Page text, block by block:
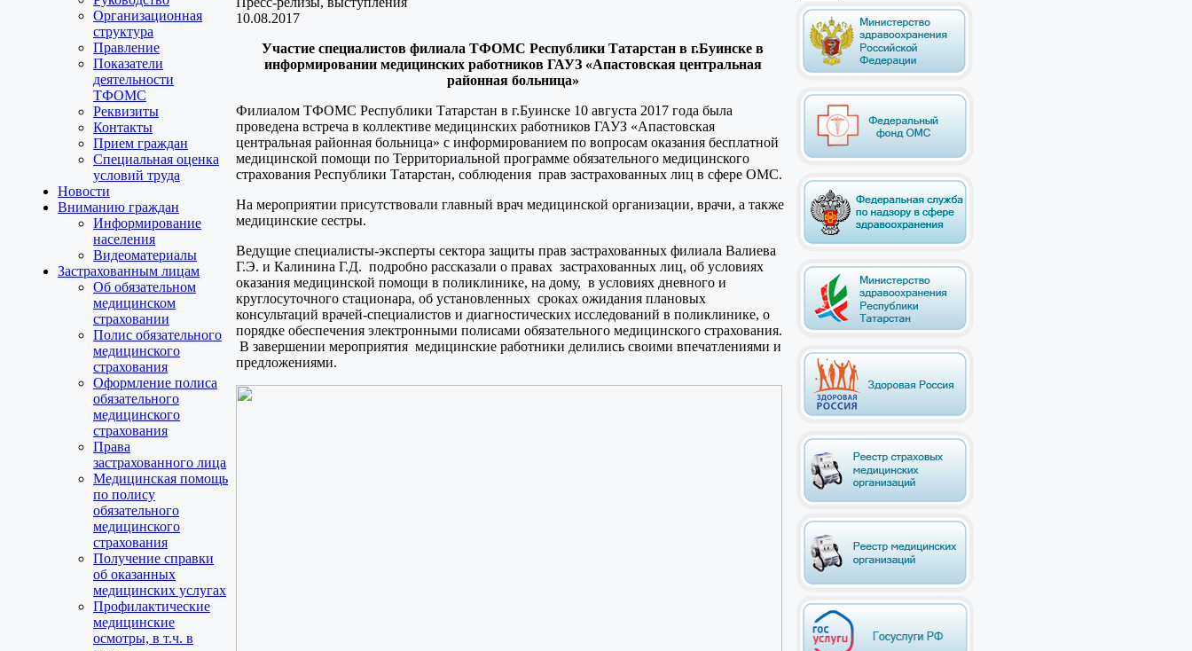
Организационная
структура
Правление
Показатели
деятельности
ТФОМС
Реквизиты
Контакты
Прием граждан
Специальная оценка
условий труда
Новости
Вниманию граждан
Информирование
населения
Видеоматериалы
Застрахованным лицам
Об обязательном
медицинском
страховании
Полис обязательного
медицинского
страхования
Оформление полиса
обязательного
медицинского
страхования
Права
застрахованного лица
Медицинская помощь
по полису
обязательного
медицинского
страхования
Получение справки
об оказанных
медицинских услугах
Профилактические
медицинские
осмотры, в т.ч. в
10.08.2017
Участие специалистов филиала ТФОМС Республики Татарстан в г.Буинске в
информировании медицинских работников ГАУЗ «Апастовская центральная
районная больница»
Филиалом ТФОМС Республики Татарстан в г.Буинске 10 августа 2017 года была
проведена встреча в коллективе медицинских работников ГАУЗ «Апастовская
центральная районная больница» с информированием по вопросам оказания бесплатной
медицинской помощи по Территориальной программе обязательного медицинского
страхования Республики Татарстан, соблюдения прав застрахованных лиц в сфере ОМС.
На мероприятии присутствовали главный врач медицинской организации, врачи, а также
медицинские сестры.
Ведущие специалисты-эксперты сектора защиты прав застрахованных филиала Валиева
Г.Э. и Калинина Г.Д. подробно рассказали о правах застрахованных лиц, об условиях
оказания медицинской помощи в поликлинике, на дому, в условиях дневного и
круглосуточного стационара, об установленных сроках ожидания плановых
консультаций врачей-специалистов и диагностических исследований в поликлинике, о
порядке обеспечения электронными полисами обязательного медицинского страхования.
В завершении мероприятия медицинские работники делились своими впечатлениями и
предложениями.